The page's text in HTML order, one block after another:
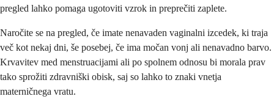
pregled lahko pomaga ugotoviti vzrok in preprečiti zaplete.
Naročite se na pregled, če imate nenavaden vaginalni izcedek, ki traja
več kot nekaj dni, še posebej, če ima močan vonj ali nenavadno barvo.
Krvavitev med menstruacijami ali po spolnem odnosu bi morala prav
tako sprožiti zdravniški obisk, saj so lahko to znaki vnetja
materničnega vratu.